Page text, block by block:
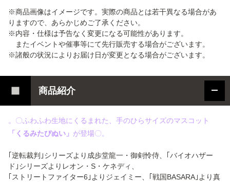
※商品画像はイメージです。実際の商品とは若干異なる場合があ
りますので、あらかじめご了承ください。
※内容・仕様は予告なく変更になる可能性があります。
またイベントや催事等にて先行販売する場合がございます。
※諸般の状況によりお届け日が変更となる場合がございます。
商品紹介
。〇ふわふわ生地にくるまれた、手のひらサイズのマスコット
「くるみたぴぬい」 が登場〇。
｢逆転裁判｣シリーズより成歩堂龍一・御剣怜侍、｢バイオハザー
ド｣シリーズよりレオン・S・ケネディ、
｢ストリートファイター6｣よりジェイミー、｢戦国BASARA｣より真